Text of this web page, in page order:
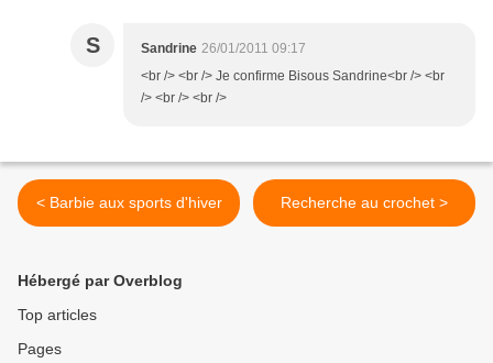
S Sandrine 26/01/2011 09:17
<br /> <br /> Je confirme Bisous Sandrine<br /> <br
/> <br /> <br />
< Barbie aux sports d'hiver Recherche au crochet >
Hébergé par Overblog
Top articles
Pages